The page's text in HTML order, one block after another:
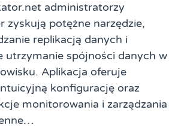
administratorzy
zyskują potężne narzędzie,
replikacją danych i
utrzymanie spójności danych w
Aplikacja oferuje
konfigurację oraz
monitorowania i zarządzania